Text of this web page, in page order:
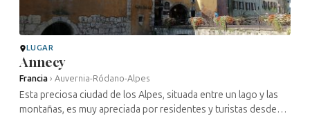
LUGAR
Annecy
Francia › Auvernia-Ródano-Alpes
Esta preciosa ciudad de los Alpes, situada entre un lago y las
montañas, es muy apreciada por residentes y turistas desde